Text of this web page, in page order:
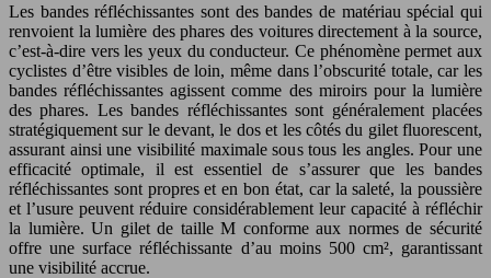
Les bandes réfléchissantes sont des bandes de matériau spécial qui
renvoient la lumière des phares des voitures directement à la source,
c’est-à-dire vers les yeux du conducteur. Ce phénomène permet aux
cyclistes d’être visibles de loin, même dans l’obscurité totale, car les
bandes réfléchissantes agissent comme des miroirs pour la lumière
des phares. Les bandes réfléchissantes sont généralement placées
stratégiquement sur le devant, le dos et les côtés du gilet fluorescent,
assurant ainsi une visibilité maximale sous tous les angles. Pour une
efficacité optimale, il est essentiel de s’assurer que les bandes
réfléchissantes sont propres et en bon état, car la saleté, la poussière
et l’usure peuvent réduire considérablement leur capacité à réfléchir
la lumière. Un gilet de taille M conforme aux normes de sécurité
offre une surface réfléchissante d’au moins 500 cm², garantissant
une visibilité accrue.